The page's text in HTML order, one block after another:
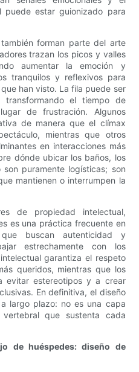
puede estar guionizado para
forman parte del arte
trazan los picos y valles
aumentar la emoción y
tranquilos y reflexivos para
han visto. La fila puede ser
el tiempo de
de frustración. Algunos
de manera que el clímax
mientras que otros
en interacciones más
dónde ubicar los baños, los
puramente logísticas; son
mantienen o interrumpen la
de propiedad intelectual,
es una práctica frecuente en
buscan autenticidad y
estrechamente con los
garantiza el respeto
queridos, mientras que los
evitar estereotipos y a crear
En definitiva, el diseño
largo plazo: no es una capa
que sustenta cada
de huéspedes: diseño de